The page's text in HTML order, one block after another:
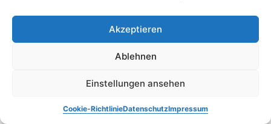
Akzeptieren
Ablehnen
Einstellungen ansehen
Cookie-RichtlinieDatenschutzImpressum
Baden-Württemberg(3) Bayern(17)
Deutschland(17) Dänemark(6)
Niederlande(5) Portugal(1)
Schleswig-Holstein(1) Schweiz(3)